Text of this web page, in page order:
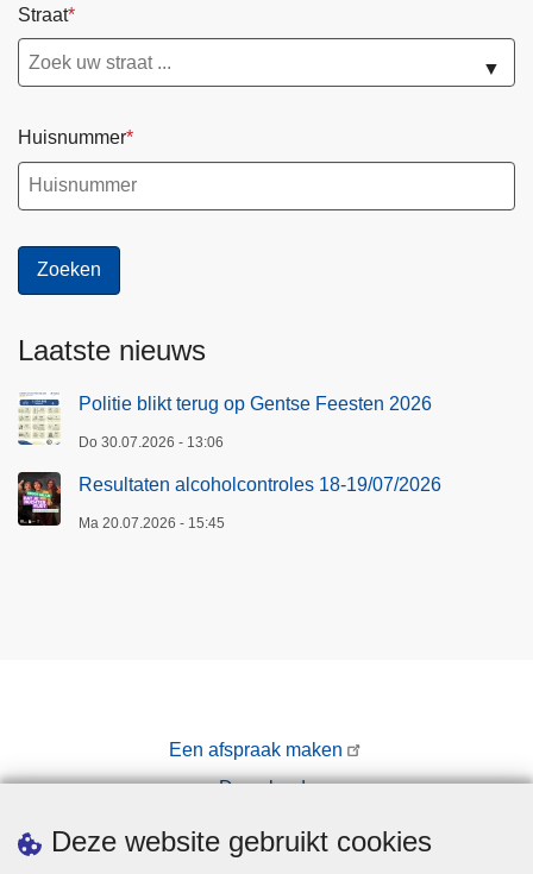
Deze website gebruikt cookies
Straat
▼
Huisnummer
Laatste nieuws
Politie blikt terug op Gentse Feesten 2026
Do 30.07.2026 - 13:06
Resultaten alcoholcontroles 18-19/07/2026
Ma 20.07.2026 - 15:45
Een afspraak maken
Downloads